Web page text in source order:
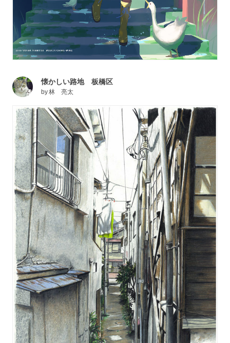
懐かしい路地 板橋区
by林 亮太